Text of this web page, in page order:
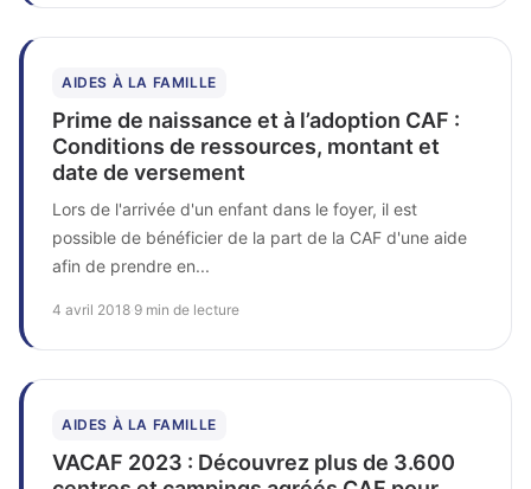
AIDES À LA FAMILLE
Prime de naissance et à l’adoption CAF :
Conditions de ressources, montant et
date de versement
Lors de l'arrivée d'un enfant dans le foyer, il est
possible de bénéficier de la part de la CAF d'une aide
afin de prendre en...
4 avril 2018 9 min de lecture
AIDES À LA FAMILLE
VACAF 2023 : Découvrez plus de 3.600